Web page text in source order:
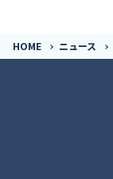
HOME ニュース